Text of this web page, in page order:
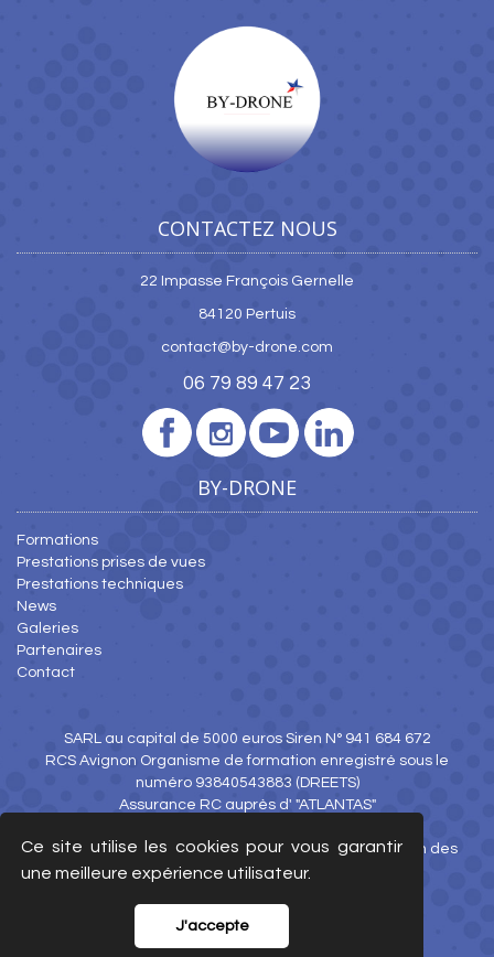
Ce site utilise les cookies pour vous garantir
une meilleure expérience utilisateur.
J'accepte
CONTACTEZ NOUS
22 Impasse François Gernelle
84120 Pertuis
contact@by-drone.com
06 79 89 47 23
BY-DRONE
Formations
Prestations prises de vues
Prestations techniques
News
Galeries
Partenaires
Contact
SARL au capital de 5000 euros Siren N° 941 684 672
RCS Avignon Organisme de formation enregistré sous le
numéro 93840543883 (DREETS)
Assurance RC auprès d' "ATLANTAS"
© 2026 - by-drone.com -Mentions légales-Protection des
données